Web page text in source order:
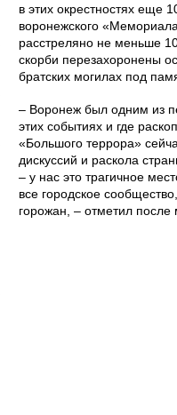
в этих окрестностях еще
воронежского
расстреляно не меньше
скорби перезахоронены
братских могилах под
– Воронеж был одним из
этих событиях и где
«Большого террора»
дискуссий и раскола
– у нас это трагичное
все городское
горожан, – отметил